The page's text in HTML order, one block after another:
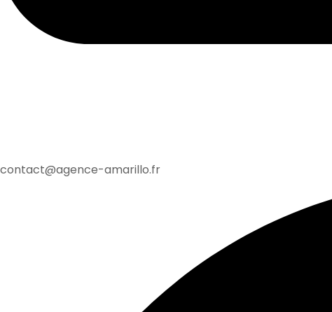
contact@agence-amarillo.fr